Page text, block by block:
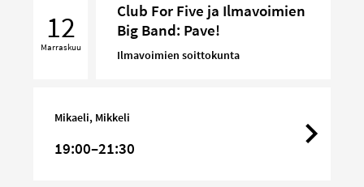
Five
ja
Band:
12
Marraskuu
Club For Five ja Ilmavoimien
Big Band: Pave!
Ilmavoimien soittokunta
Mikaeli, Mikkeli
19:00–21:30